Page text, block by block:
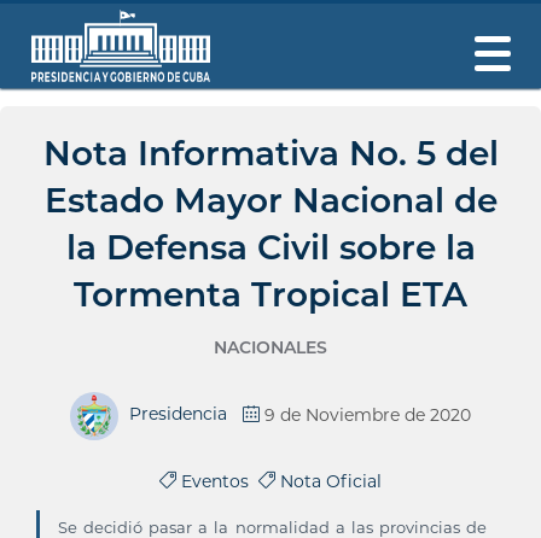
Nota Informativa No. 5 del
Estado Mayor Nacional de
la Defensa Civil sobre la
Tormenta Tropical ETA
NACIONALES
Presidencia 9 de Noviembre de 2020
Eventos Nota Oficial
Se decidió pasar a la normalidad a las provincias de